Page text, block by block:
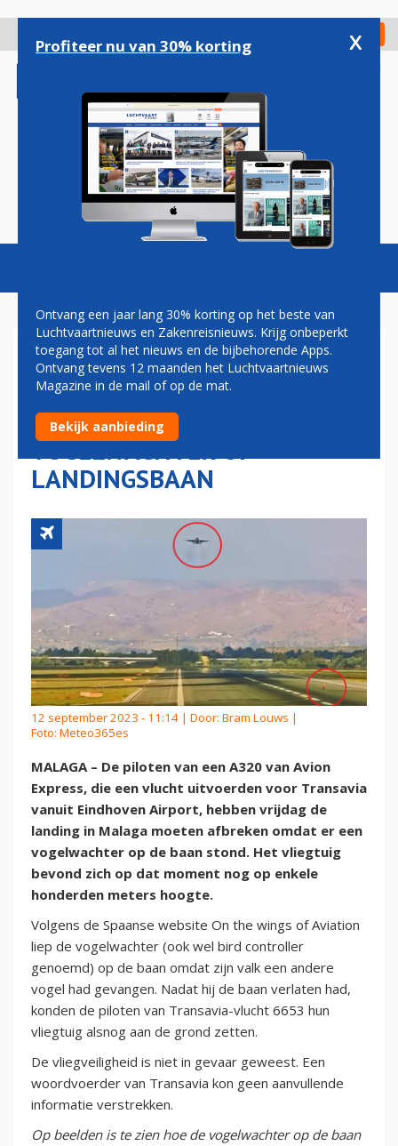
gaan
Check in
Magazine Podcasts Vacatures
IN BEELD: TRANSAVIA-
VLUCHT MOET LANDING
AFBREKEN VANWEGE
VOGELWACHTER OP
LANDINGSBAAN
12 september 2023 - 11:14 | Door: Bram Louws |
Foto: Meteo365es
MALAGA – De piloten van een A320 van Avion
Express, die een vlucht uitvoerden voor Transavia
vanuit Eindhoven Airport, hebben vrijdag de
landing in Malaga moeten afbreken omdat er een
vogelwachter op de baan stond. Het vliegtuig
bevond zich op dat moment nog op enkele
honderden meters hoogte.
Volgens de Spaanse website On the wings of Aviation
liep de vogelwachter (ook wel bird controller
genoemd) op de baan omdat zijn valk een andere
vogel had gevangen. Nadat hij de baan verlaten had,
konden de piloten van Transavia-vlucht 6653 hun
vliegtuig alsnog aan de grond zetten.
De vliegveiligheid is niet in gevaar geweest. Een
woordvoerder van Transavia kon geen aanvullende
informatie verstrekken.
Op beelden is te zien hoe de vogelwachter op de baan
Profiteer nu van 30% korting x
Ontvang een jaar lang 30% korting op het beste van
Luchtvaartnieuws en Zakenreisnieuws. Krijg onbeperkt
toegang tot al het nieuws en de bijbehorende Apps.
Ontvang tevens 12 maanden het Luchtvaartnieuws
Magazine in de mail of op de mat.
Bekijk aanbieding